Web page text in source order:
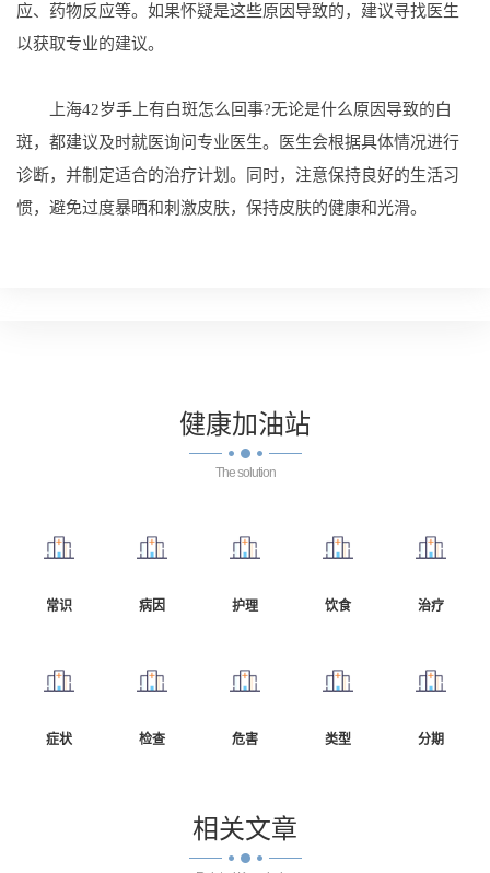
应、药物反应等。如果怀疑是这些原因导致的，建议寻找医生
以获取专业的建议。
上海42岁手上有白斑怎么回事?无论是什么原因导致的白
斑，都建议及时就医询问专业医生。医生会根据具体情况进行
诊断，并制定适合的治疗计划。同时，注意保持良好的生活习
惯，避免过度暴晒和刺激皮肤，保持皮肤的健康和光滑。
健康加油站
The solution
常识 病因 护理 饮食 治疗
症状 检查 危害 类型 分期
相关文章